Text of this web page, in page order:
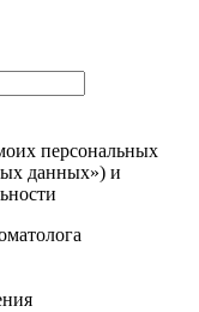
персональных
данных») и